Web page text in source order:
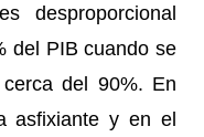
desproporcional
del PIB cuando se
del 90%. En
asfixiante y en el